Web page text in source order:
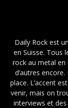
Daily Rock est
en Suisse. Tous
rock au metal en
d’autres
place. L’accent
venir, mais on
interviews et